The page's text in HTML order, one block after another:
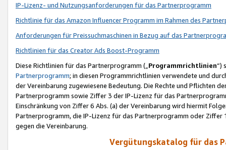
IP-Lizenz- und Nutzungsanforderungen für das Partnerprogramm
Richtlinie für das Amazon Influencer Programm im Rahmen des
Anforderungen für Preissuchmaschinen in Bezug auf das
Richtlinien für das Creator Ads Boost-Programm
Diese Richtlinien für das Partnerprogramm („Programmrichtlinien“)
Partnerprogramm; in diesen Programmrichtlinien verwendete und
der Vereinbarung zugewiesene Bedeutung. Die Rechte und Pflichten
Partnerprogramm sowie Ziffer 3 der IP-Lizenz für das
Einschränkung von Ziffer 6 Abs. (a) der Vereinbarung wird hiermit
Partnerprogramm, die IP-Lizenz für das Partnerprogramm oder
gegen die Vereinbarung.
Vergütungskatalog für das